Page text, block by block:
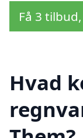
Få 3
Hvad